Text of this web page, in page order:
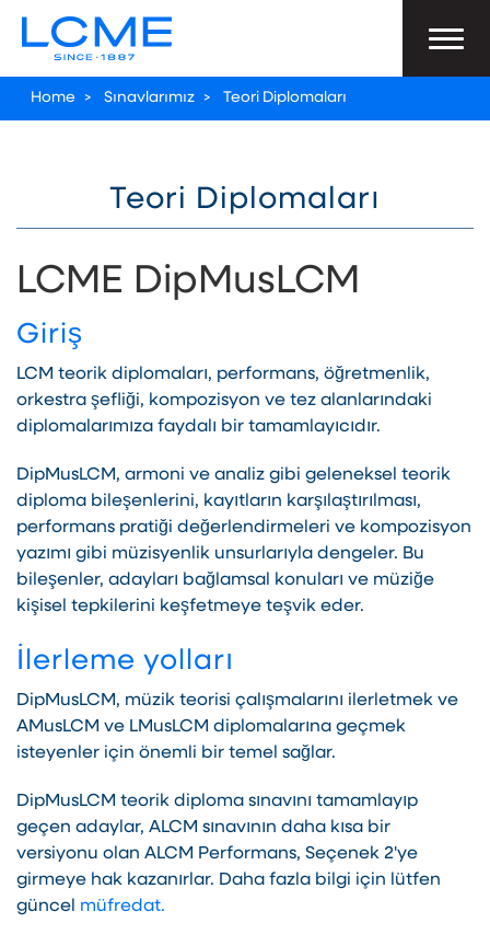
Home > Sınavlarımız > Teori Diplomaları
Teori Diplomaları
LCME DipMusLCM
Giriş
LCM teorik diplomaları, performans, öğretmenlik,
orkestra şefliği, kompozisyon ve tez alanlarındaki
diplomalarımıza faydalı bir tamamlayıcıdır.
DipMusLCM, armoni ve analiz gibi geleneksel teorik
diploma bileşenlerini, kayıtların karşılaştırılması,
performans pratiği değerlendirmeleri ve kompozisyon
yazımı gibi müzisyenlik unsurlarıyla dengeler. Bu
bileşenler, adayları bağlamsal konuları ve müziğe
kişisel tepkilerini keşfetmeye teşvik eder.
İlerleme yolları
DipMusLCM, müzik teorisi çalışmalarını ilerletmek ve
AMusLCM ve LMusLCM diplomalarına geçmek
isteyenler için önemli bir temel sağlar.
DipMusLCM teorik diploma sınavını tamamlayıp
geçen adaylar, ALCM sınavının daha kısa bir
versiyonu olan ALCM Performans, Seçenek 2'ye
girmeye hak kazanırlar. Daha fazla bilgi için lütfen
güncel müfredat.